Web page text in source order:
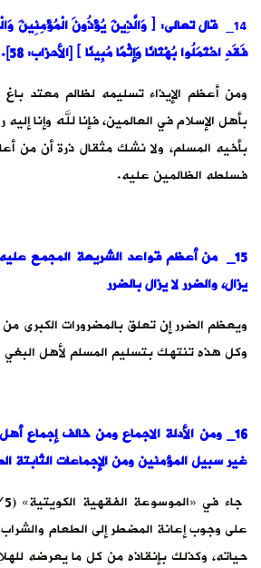
14_
قال تعالى: ﴿ وَالَّذِينَ يُؤْذُونَ الْمُؤْمِنِينَ
فَقَدِ احْتَمَلُوا بُهْتَانًا وَإِثْمًا مُبِينًا ﴾[الأحزاب: 58
].
ومن أعظم الإيذاء تسليمه لظالم معتد
بأهل الإسلام في العالمين، فإنا لله وإنا
بأخيه المسلم، ولا نشك مثقال ذرة أن من
فسلطه الظالمين عليه.
15_ من أعظم قواعد الشريعة المجمع عليه
يزال، والضرر لا يزال بالضرر
ويعظم الضرر إن تعلق بالمضرورات
وكل هذه تنتهك بتسليم المسلم لأهل البغي
16_ ومن الأدلة الاجماع ومن خالف إجماع
غير سبيل المؤمنين ومن الإجماعات الثابتة
على وجوب إعانة المضطر إلى الطعام
حياته، وكذلك بإنقاذه من كل ما يعرضه